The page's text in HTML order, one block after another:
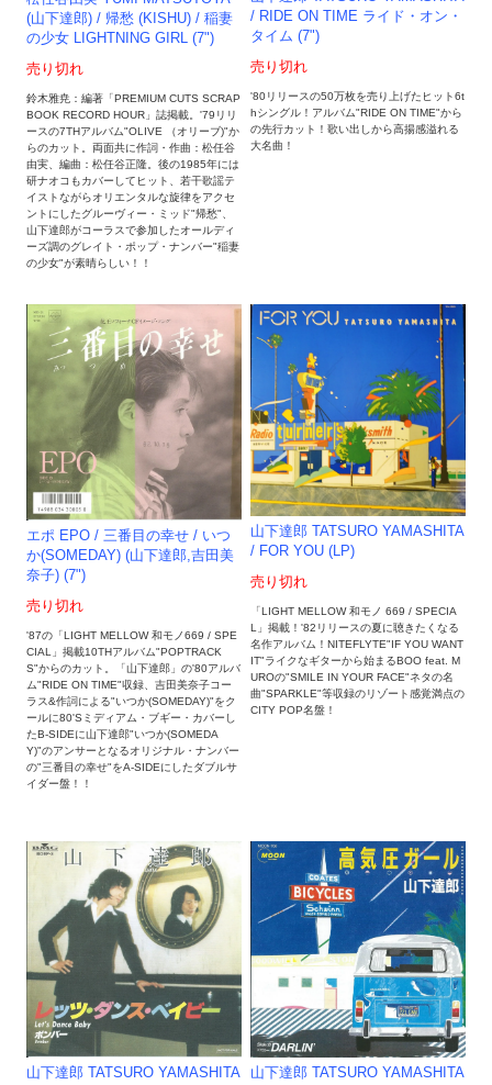
(山下達郎) / 帰愁 (KISHU) / 稲妻
の少女 LIGHTNING GIRL (7")
売り切れ
鈴木雅尭：編著「PREMIUM CUTS SCRAP
BOOK RECORD HOUR」誌掲載。'79リリ
ースの7THアルバム"OLIVE （オリーブ)"か
らのカット。両面共に作詞・作曲：松任谷
由実、編曲：松任谷正隆。後の1985年には
研ナオコもカバーしてヒット、若干歌謡テ
イストながらオリエンタルな旋律をアクセ
ントにしたグルーヴィー・ミッド"帰愁"、
山下達郎がコーラスで参加したオールディ
ーズ調のグレイト・ポップ・ナンバー"稲妻
の少女"が素晴らしい！！
/ RIDE ON TIME ライド・オン・
タイム (7")
売り切れ
'80リリースの50万枚を売り上げたヒット6t
hシングル！アルバム"RIDE ON TIME"から
の先行カット！歌い出しから高揚感溢れる
大名曲！
エポ EPO / 三番目の幸せ / いつ
か(SOMEDAY) (山下達郎,吉田美
奈子) (7")
売り切れ
'87の「LIGHT MELLOW 和モノ669 / SPE
CIAL」掲載10THアルバム"POPTRACK
S"からのカット。「山下達郎」の'80アルバ
ム"RIDE ON TIME"収録、吉田美奈子コー
ラス&作詞による"いつか(SOMEDAY)"をク
ールに80'Sミディアム・ブギー・カバーし
たB-SIDEに山下達郎"いつか(SOMEDA
Y)"のアンサーとなるオリジナル・ナンバー
の"三番目の幸せ"をA-SIDEにしたダブルサ
イダー盤！！
山下達郎 TATSURO YAMASHITA
/ FOR YOU (LP)
売り切れ
「LIGHT MELLOW 和モノ 669 / SPECIA
L」掲載！'82リリースの夏に聴きたくなる
名作アルバム！NITEFLYTE"IF YOU WANT
IT"ライクなギターから始まるBOO feat. M
UROの"SMILE IN YOUR FACE"ネタの名
曲"SPARKLE"等収録のリゾート感覚満点の
CITY POP名盤！
山下達郎 TATSURO YAMASHITA
山下達郎 TATSURO YAMASHITA